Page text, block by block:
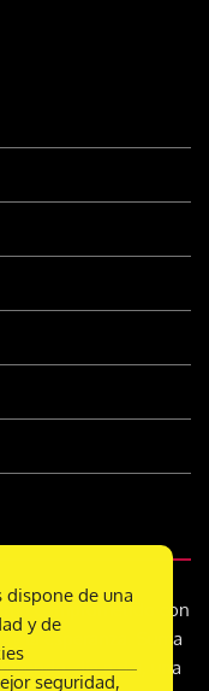
comprometido con
la esperanza. Suma
día a día, una
dispone de una
y de
seguridad,